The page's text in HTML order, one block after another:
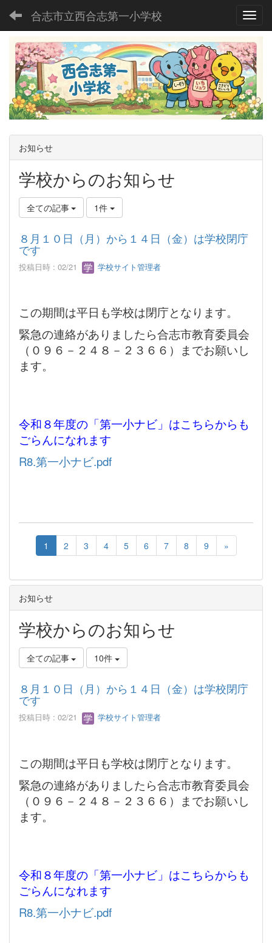
合志市立西合志第一小学校
お知らせ
学校からのお知らせ
全ての記事 1件
８月１０日（月）から１４日（金）は学校閉庁
です
投稿日時 : 02/21 学校サイト管理者
この期間は平日も学校は閉庁となります。
緊急の連絡がありましたら合志市教育委員会
（０９６－２４８－２３６６）までお願いし
ます。
令和８年度の「第一小ナビ」はこちらからも
ごらんになれます
R8.第一小ナビ.pdf
1 2 3 4 5 6 7 8 9 »
お知らせ
学校からのお知らせ
全ての記事 10件
８月１０日（月）から１４日（金）は学校閉庁
です
投稿日時 : 02/21 学校サイト管理者
この期間は平日も学校は閉庁となります。
緊急の連絡がありましたら合志市教育委員会
（０９６－２４８－２３６６）までお願いし
ます。
令和８年度の「第一小ナビ」はこちらからも
ごらんになれます
R8.第一小ナビ.pdf